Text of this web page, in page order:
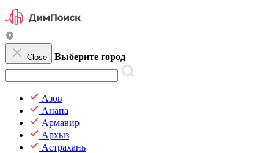
Close Выберите город
Азов
Анапа
Армавир
Архыз
Астрахань